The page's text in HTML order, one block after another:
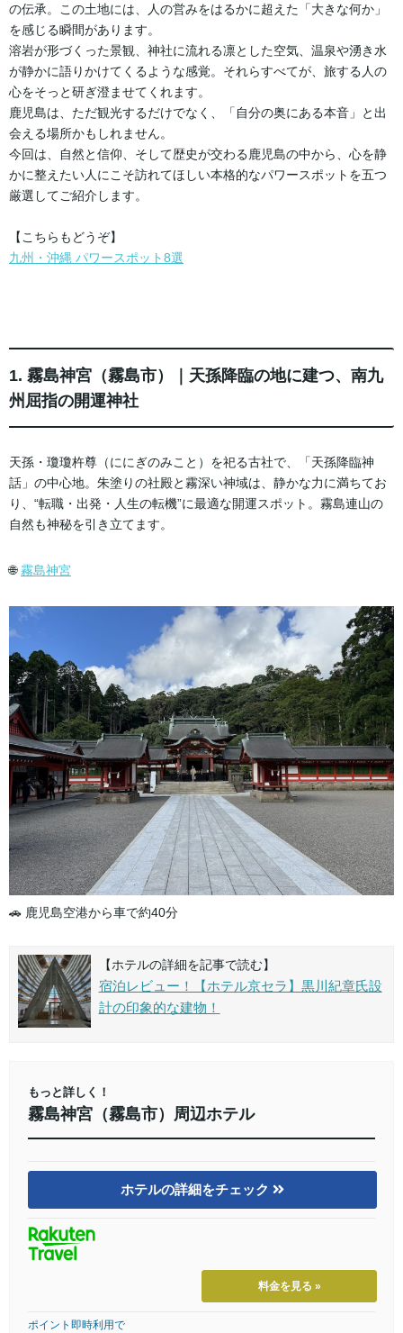
の伝承。この土地には、人の営みをはるかに超えた「大きな何か」
を感じる瞬間があります。
溶岩が形づくった景観、神社に流れる凛とした空気、温泉や湧き水
が静かに語りかけてくるような感覚。それらすべてが、旅する人の
心をそっと研ぎ澄ませてくれます。
鹿児島は、ただ観光するだけでなく、「自分の奥にある本音」と出
会える場所かもしれません。
今回は、自然と信仰、そして歴史が交わる鹿児島の中から、心を静
かに整えたい人にこそ訪れてほしい本格的なパワースポットを五つ
厳選してご紹介します。
【こちらもどうぞ】
九州・沖縄 パワースポット8選
1. 霧島神宮（霧島市）｜天孫降臨の地に建つ、南九
州屈指の開運神社
天孫・瓊瓊杵尊（ににぎのみこと）を祀る古社で、「天孫降臨神
話」の中心地。朱塗りの社殿と霧深い神域は、静かな力に満ちてお
り、“転職・出発・人生の転機”に最適な開運スポット。霧島連山の
自然も神秘を引き立てます。
🌐霧島神宮
🚗 鹿児島空港から車で約40分
【ホテルの詳細を記事で読む】
宿泊レビュー！【ホテル京セラ】黒川紀章氏設
計の印象的な建物！
もっと詳しく！
霧島神宮（霧島市）周辺ホテル
ホテルの詳細をチェック
料金を見る »
ポイント即時利用で